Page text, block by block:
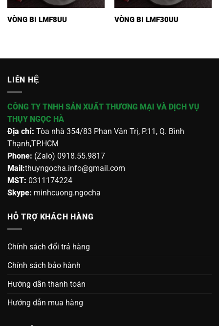
VÒNG BI LMF8UU VÒNG BI LMF30UU
LIÊN HỆ
CÔNG TY TNHH SẢN XUẤT THƯƠNG MẠI VÀ DỊCH VỤ
THỤY NGỌC HÀ
Địa chỉ: Tòa nhà 354/83 Phan Văn Trị, P.11, Q. Bình
Thạnh,TP.HCM
Phone: (Zalo) 0918.55.9817
Mail:thuyngocha.info@gmail.com
MST: 0311174224
Skype: minhcuong.ngocha
HỖ TRỢ KHÁCH HÀNG
Chính sách đổi trả hàng
Chính sách bảo hành
Hướng dẫn thanh toán
Hướng dẫn mua hàng